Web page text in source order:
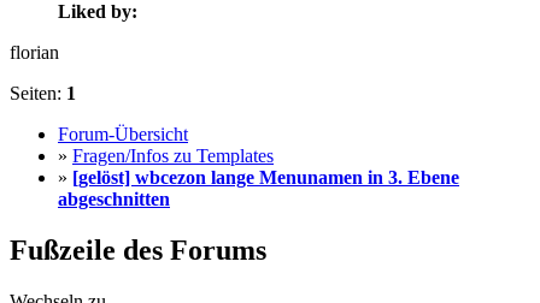
Liked by:
florian
Seiten: 1
Forum-Übersicht
» Fragen/Infos zu Templates
» [gelöst] wbcezon lange Menunamen in 3. Ebene
abgeschnitten
Fußzeile des Forums